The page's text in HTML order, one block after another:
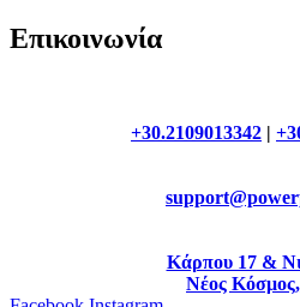
Επικοινωνία
+30.2109013342 |
Κάρπου 17 &
Νέος Κόσμος,